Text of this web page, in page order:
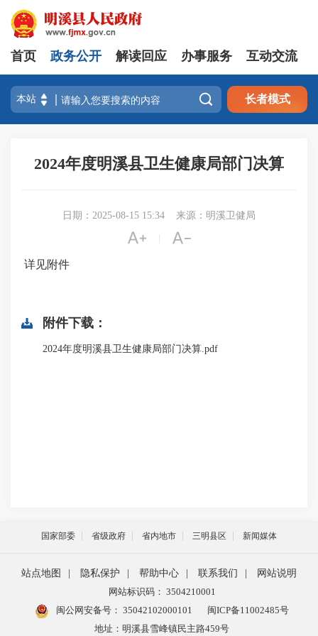
首页 政务公开 解读回应 办事服务 互动交流
 长者模式
2024年度明溪县卫生健康局部门决算
日期：2025-08-15 15:34 来源：明溪卫健局
 
详见附件
附件下载：
2024年度明溪县卫生健康局部门决算.pdf
国家部委 省级政府 省内地市 三明县区 新闻媒体
站点地图 隐私保护 帮助中心 联系我们
网站说明
网站标识码： 3504210001
闽公网安备号： 35042102000101
闽ICP备11002485号
地址：明溪县雪峰镇民主路459号